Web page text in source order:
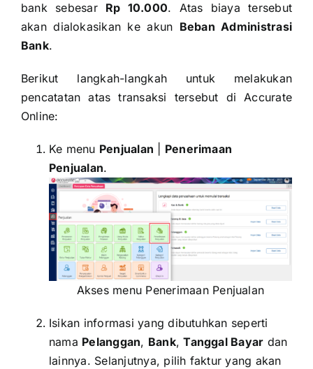
bank sebesar Rp 10.000. Atas biaya tersebut
akan dialokasikan ke akun Beban Administrasi
Bank.
Berikut langkah-langkah untuk melakukan
pencatatan atas transaksi tersebut di Accurate
Online:
Ke menu Penjualan
Penerimaan
Penjualan.
Akses menu Penerimaan Penjualan
Isikan informasi yang dibutuhkan seperti
nama Pelanggan, Bank,Tanggal Bayar dan
lainnya. Selanjutnya, pilih faktur yang akan